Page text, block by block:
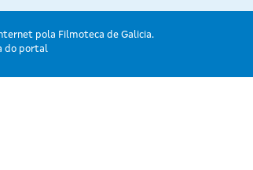
pola Filmoteca de Galicia.
do portal